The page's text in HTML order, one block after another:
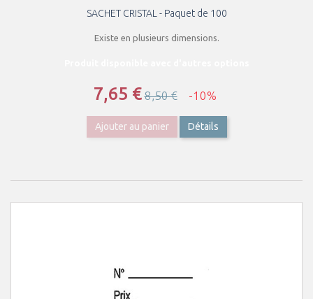
SACHET CRISTAL - Paquet de 100
Existe en plusieurs dimensions.
7,65 €8,50 € -10%
Ajouter au panier Détails